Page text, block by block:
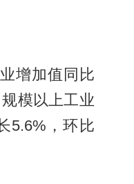
增加值同比
模以上工业
5.6%，环比